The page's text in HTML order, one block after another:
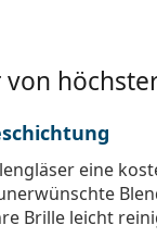
eine
Brille leicht